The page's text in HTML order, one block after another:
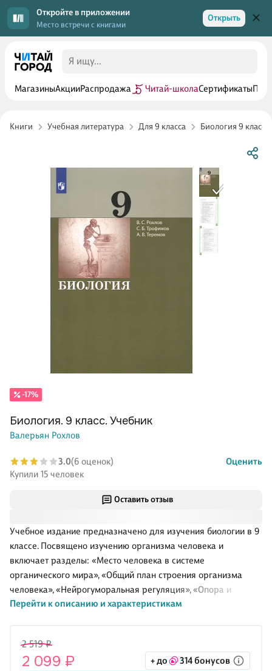
Откройте в приложении
Место встречи с книгами
Открыть
МагазиныАкцииРаспродажа Читай-школаСертификаты
Книги Учебная литература Для 9 класса Биология 9 класс
Оставить отзыв
Учебное издание предназначено для изучения биологии в 9
классе. Посвящено изучению организма человека и
включает разделы: «Место человека в системе
органического мира», «Общий план строения организма
человека», «Нейрогуморальная регуляция», «Опора и
движение», «Внутренняя среда организма»,
«Органы чувств и сенсорные системы», «Поведение и
психика», «Размножение и развитие», «Человек и
Перейти к описанию и характеристикам
-17%
Биология. 9 класс. Учебник
Валерьян Рохлов
3.0(6 оценок)
Оценить
Купили 15 человек
2 519 ₽
2 099 ₽ + до 314 бонусов